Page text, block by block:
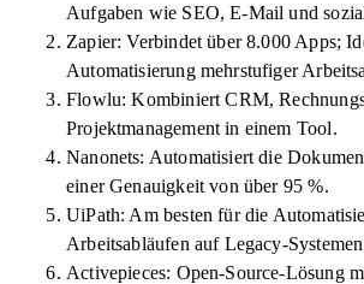
Aufgaben wie SEO, E-Mail und
Zapier: Verbindet über 8.000 Apps;
Automatisierung mehrstufiger
Flowlu: Kombiniert CRM,
Projektmanagement in einem Tool.
Nanonets: Automatisiert die
einer Genauigkeit von über 95 %.
UiPath: Am besten für die
Arbeitsabläufen auf Legacy-
Activepieces: Open-Source-Lösung